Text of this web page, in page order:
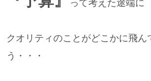
って考えた途端に
クオリティのことがどこかに飛ん
う・・・